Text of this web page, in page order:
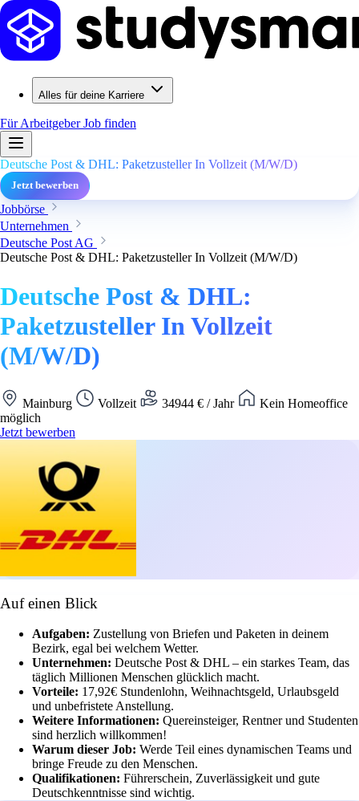
Alles für deine Karriere
Für ArbeitgeberJob finden
Deutsche Post & DHL: Paketzusteller In Vollzeit (M/W/D)
Jetzt bewerben
Jobbörse
Unternehmen
Deutsche Post AG
Deutsche Post & DHL: Paketzusteller In Vollzeit (M/W/D)
Deutsche Post & DHL:
Paketzusteller In Vollzeit
(M/W/D)
Mainburg Vollzeit 34944 € / Jahr
Kein Homeoffice
möglich
Jetzt bewerben
Auf einen Blick
Aufgaben: Zustellung von Briefen und Paketen in deinem
Bezirk, egal bei welchem Wetter.
Unternehmen: Deutsche Post & DHL – ein starkes Team, das
täglich Millionen Menschen glücklich macht.
Vorteile: 17,92€ Stundenlohn, Weihnachtsgeld, Urlaubsgeld
und unbefristete Anstellung.
Weitere Informationen: Quereinsteiger, Rentner und Studenten
sind herzlich willkommen!
Warum dieser Job: Werde Teil eines dynamischen Teams und
bringe Freude zu den Menschen.
Qualifikationen: Führerschein, Zuverlässigkeit und gute
Deutschkenntnisse sind wichtig.